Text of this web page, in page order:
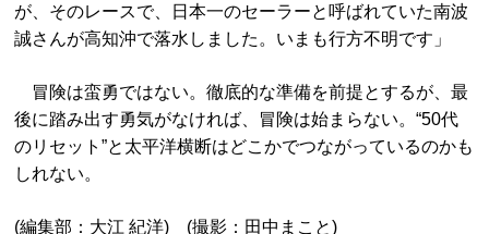
が、そのレースで、日本一のセーラーと呼ばれていた南波
誠さんが高知沖で落水しました。いまも行方不明です」
冒険は蛮勇ではない。徹底的な準備を前提とするが、最
後に踏み出す勇気がなければ、冒険は始まらない。“50代
のリセット”と太平洋横断はどこかでつながっているのかも
しれない。
(編集部：大江 紀洋) (撮影：田中まこと)